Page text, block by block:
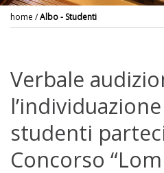
home /Albo - Studenti
Verbale
studenti
Concorso